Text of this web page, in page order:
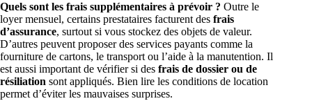
Quels sont les frais supplémentaires à prévoir ? Outre le
loyer mensuel, certains prestataires facturent des frais
d’assurance, surtout si vous stockez des objets de valeur.
D’autres peuvent proposer des services payants comme la
fourniture de cartons, le transport ou l’aide à la manutention. Il
est aussi important de vérifier si des frais de dossier ou de
résiliation sont appliqués. Bien lire les conditions de location
permet d’éviter les mauvaises surprises.